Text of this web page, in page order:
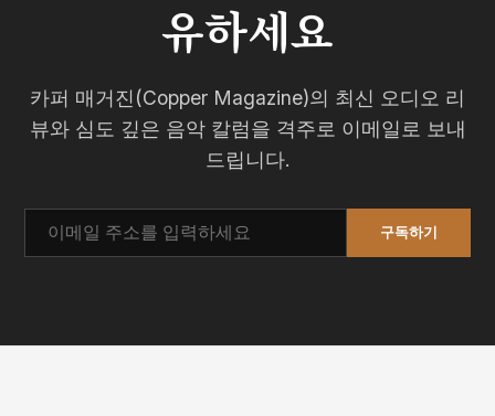
유하세요
카퍼 매거진(Copper Magazine)의 최신 오디오 리
뷰와 심도 깊은 음악 칼럼을 격주로 이메일로 보내
드립니다.
구독하기